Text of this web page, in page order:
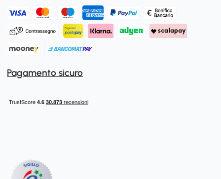
Pagamento sicuro